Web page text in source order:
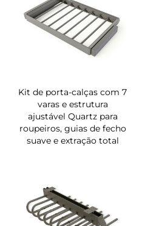
Kit de porta-calças com 7
varas e estrutura
ajustável Quartz para
roupeiros, guias de fecho
suave e extração total